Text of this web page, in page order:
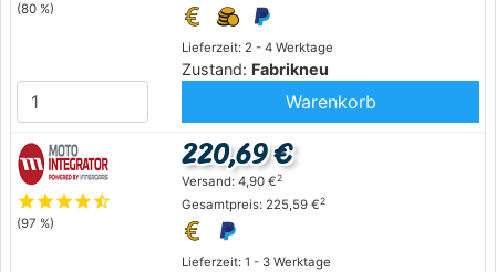
(80 %)
Lieferzeit: 2 - 4 Werktage
Zustand: Fabrikneu
Warenkorb
starstarstarstarstar_half
(97 %)
Lieferzeit: 1 - 3 Werktage
220,69 €
Versand: 4,90 €2
Gesamtpreis: 225,59 €2